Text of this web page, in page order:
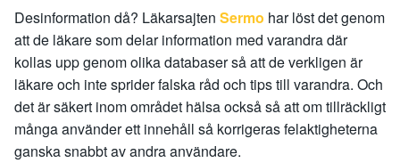
Desinformation då? Läkarsajten Sermo har löst det genom
att de läkare som delar information med varandra där
kollas upp genom olika databaser så att de verkligen är
läkare och inte sprider falska råd och tips till varandra. Och
det är säkert inom området hälsa också så att om tillräckligt
många använder ett innehåll så korrigeras felaktigheterna
ganska snabbt av andra användare.